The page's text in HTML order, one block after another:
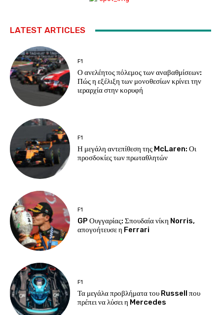
LATEST ARTICLES
F1
Ο ανελέητος πόλεμος των αναβαθμίσεων:
Πώς η εξέλιξη των μονοθεσίων κρίνει την
ιεραρχία στην κορυφή
F1
Η μεγάλη αντεπίθεση της McLaren: Οι
προσδοκίες των πρωταθλητών
F1
GP Ουγγαρίας: Σπουδαία νίκη Norris,
απογοήτευσε η Ferrari
F1
Τα μεγάλα προβλήματα του Russell που
πρέπει να λύσει η Mercedes